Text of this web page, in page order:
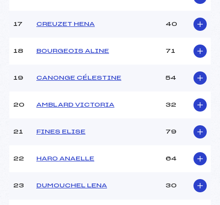
U12
17 CREUZET HENA 40
18 BOURGEOIS ALINE 71
19 CANONGE CÉLESTINE 54
20 AMBLARD VICTORIA 32
21 FINES ELISE 79
22 HARO ANAELLE 64
23 DUMOUCHEL LENA 30